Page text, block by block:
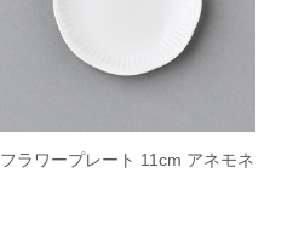
フラワープレート 11cm アネモネ